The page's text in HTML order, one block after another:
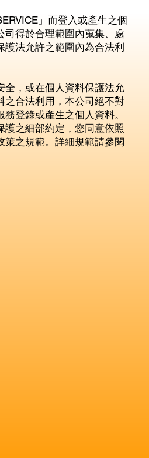
」而登入或產生之個
司得於合理範圍內蒐集、處
護法允許之範圍內為合法利
全，或在個人資料保護法允
之合法利用，本公司絕不對
登錄或產生之個人資料。
護之細部約定，您同意依照
策之規範。詳細規範請參閱